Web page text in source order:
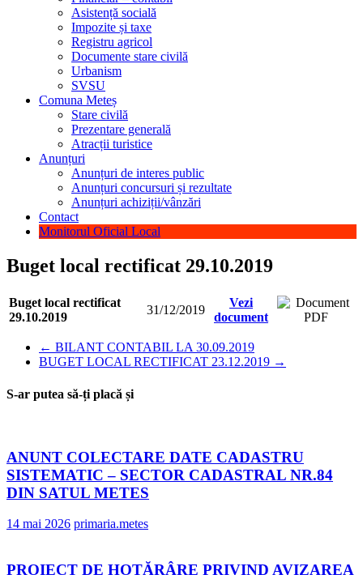
Asistență socială
Impozite și taxe
Registru agricol
Documente stare civilă
Urbanism
SVSU
Comuna Meteș
Stare civilă
Prezentare generală
Atracții turistice
Anunțuri
Anunțuri de interes public
Anunțuri concursuri și rezultate
Anunțuri achiziții/vânzări
Contact
Monitorul Oficial Local
Buget local rectificat 29.10.2019
Buget local rectificat
29.10.2019
31/12/2019
Vezi
document
← BILANT CONTABIL LA 30.09.2019
BUGET LOCAL RECTIFICAT 23.12.2019 →
S-ar putea să-ți placă și
ANUNT COLECTARE DATE CADASTRU
SISTEMATIC – SECTOR CADASTRAL NR.84
DIN SATUL METES
14 mai 2026 primaria.metes
PROIECT DE HOTĂRÂRE PRIVIND AVIZAREA